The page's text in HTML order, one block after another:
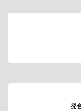
発